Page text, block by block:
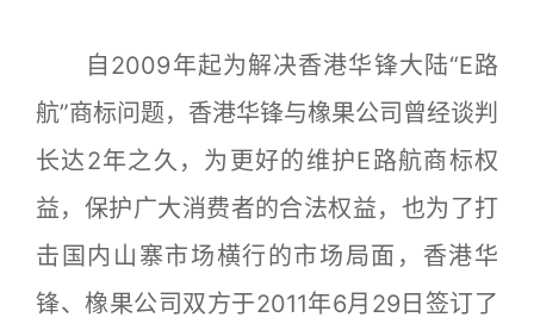
自2009年起为解决香港华锋大陆“E路
航”商标问题，香港华锋与橡果公司曾经谈判
长达2年之久，为更好的维护E路航商标权
益，保护广大消费者的合法权益，也为了打
击国内山寨市场横行的市场局面，香港华
锋、橡果公司双方于2011年6月29日签订了